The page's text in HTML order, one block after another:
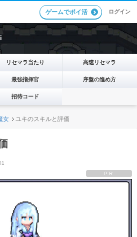
ゲームでポイ活 ログイン
リセマラ当たり 高速リセマラ
最強指揮官 序盤の進め方
招待コード
女 ユキのスキルと評価
PR